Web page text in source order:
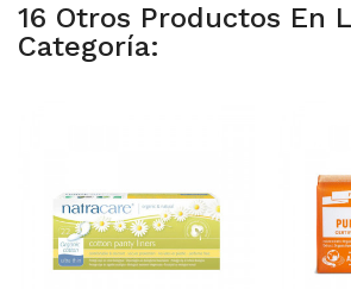
16 Otros Productos En
Categoría: